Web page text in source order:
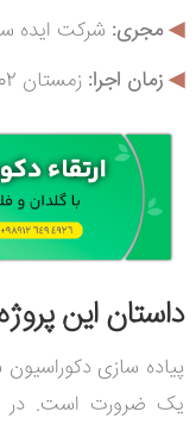
◀مجری: شرکت ایده
◀زمان اجرا: زمستان 1402
داستان این
پیاده سازی
یک ضرورت است. در